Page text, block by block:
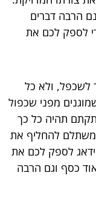
הרבה דברים
לספק לכם את
ולא כל
מפני שכפול
תהיה כל כך
משתלם להחליף את
ידאג לספק לכם את
כסף וגם הרבה